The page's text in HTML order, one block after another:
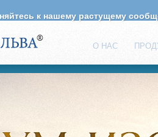
О НАС
к нашему растущему